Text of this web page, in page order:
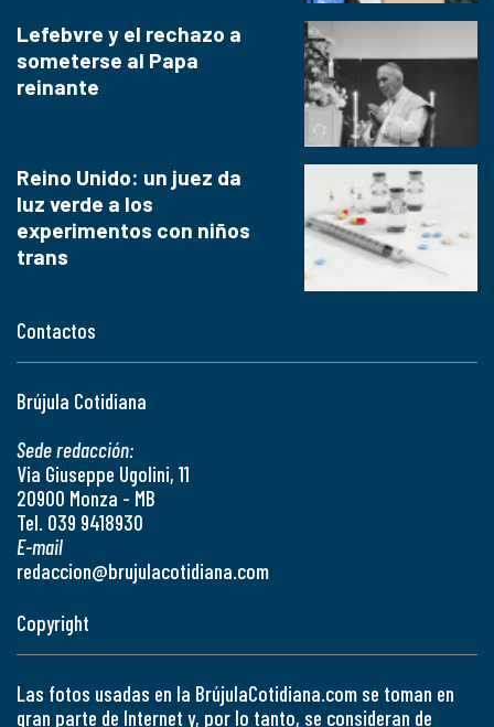
Contactos
Brújula Cotidiana
Sede redacción:
Via Giuseppe Ugolini, 11
20900 Monza - MB
Tel. 039 9418930
E-mail
redaccion@brujulacotidiana.com
Lefebvre y el rechazo a
someterse al Papa
reinante
Reino Unido: un juez da
luz verde a los
experimentos con niños
trans
Copyright
Las fotos usadas en la BrújulaCotidiana.com se toman en
gran parte de Internet y, por lo tanto, se consideran de